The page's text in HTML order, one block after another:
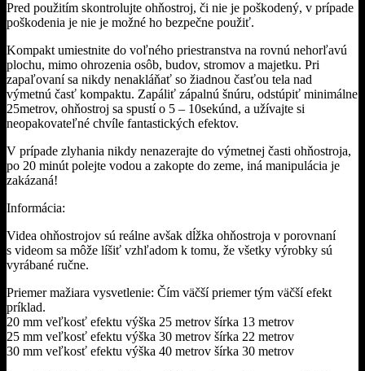
Pred použitím skontrolujte ohňostroj, či nie je poškodený, v prípade
poškodenia je nie je možné ho bezpečne použiť.
Kompakt umiestnite do voľného priestranstva na rovnú nehorľavú
plochu, mimo ohrozenia osôb, budov, stromov a majetku. Pri
zapaľovaní sa nikdy nenakláňať so žiadnou časťou tela nad
výmetnú časť kompaktu. Zapáliť zápalnú šnúru, odstúpiť minimálne
25metrov, ohňostroj sa spustí o 5 – 10sekúnd, a užívajte si
neopakovateľné chvíle fantastických efektov.
V prípade zlyhania nikdy nenazerajte do výmetnej časti ohňostroja,
po 20 minút polejte vodou a zakopte do zeme, iná manipulácia je
zakázaná!
Informácia:
Videa ohňostrojov sú reálne avšak dĺžka ohňostroja v porovnaní
s videom sa môže líšiť vzhľadom k tomu, že všetky výrobky sú
vyrábané ručne.
Priemer mažiara vysvetlenie: Čím väčší priemer tým väčší efekt
príklad.
20 mm veľkosť efektu výška 25 metrov šírka 13 metrov
25 mm veľkosť efektu výška 30 metrov šírka 22 metrov
30 mm veľkosť efektu výška 40 metrov šírka 30 metrov